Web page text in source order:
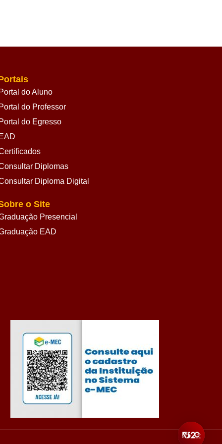
do Aluno
do Professor
do Egresso
Diplomas
Diploma Digital
o Site
Presencial
EAD